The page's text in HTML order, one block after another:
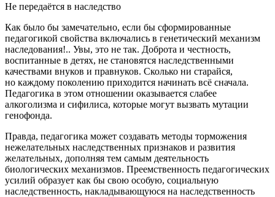
Не передаётся в наследство
Как было бы замечательно, если бы сформированные
педагогикой свойства включались в генетический механизм
наследования!.. Увы, это не так. Доброта и честность,
воспитанные в детях, не становятся наследственными
качествами внуков и правнуков. Сколько ни старайся,
но каждому поколению приходится начинать всё сначала.
Педагогика в этом отношении оказывается слабее
алкоголизма и сифилиса, которые могут вызвать мутации
генофонда.
Правда, педагогика может создавать методы торможения
нежелательных наследственных признаков и развития
желательных, дополняя тем самым деятельность
биологических механизмов. Преемственность педагогических
усилий образует как бы свою особую, социальную
наследственность, накладывающуюся на наследственность